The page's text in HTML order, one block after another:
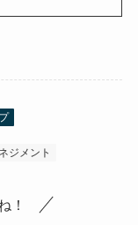
ジメント
！